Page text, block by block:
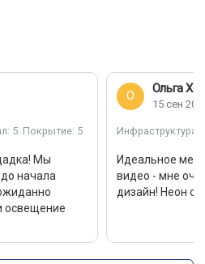
как профессиональную
и видео-съёмки.
по всей площади зала с
люкс.
(мужская и женская).
зала для проведения
другим видам спорта.
регулярных командных и
1 часа.
отдельно.
зал для занятий: футболом,
: 5 Покрытие: 5
Мы
начала
освещение
О
Ольга
15 сен
Инфраструктура
Идеальное
видео - мне
дизайн! Неон